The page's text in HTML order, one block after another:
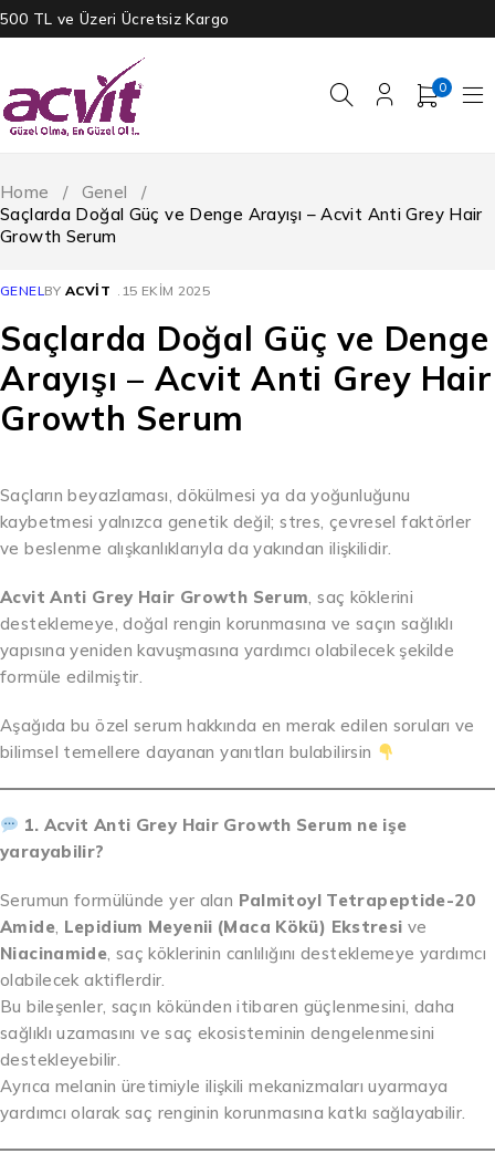
500 TL ve Üzeri Ücretsiz Kargo
0
Home / Genel
/
Saçlarda Doğal Güç ve Denge Arayışı – Acvit Anti Grey Hair
Growth Serum
GENELBY ACVIT 15 EKIM 2025
Saçlarda Doğal Güç ve Denge
Arayışı – Acvit Anti Grey Hair
Growth Serum
Saçların beyazlaması, dökülmesi ya da yoğunluğunu
kaybetmesi yalnızca genetik değil; stres, çevresel faktörler
ve beslenme alışkanlıklarıyla da yakından ilişkilidir.
Acvit Anti Grey Hair Growth Serum, saç köklerini
desteklemeye, doğal rengin korunmasına ve saçın sağlıklı
yapısına yeniden kavuşmasına yardımcı olabilecek şekilde
formüle edilmiştir.
Aşağıda bu özel serum hakkında en merak edilen soruları ve
bilimsel temellere dayanan yanıtları bulabilirsin
1. Acvit Anti Grey Hair Growth Serum ne işe
yarayabilir?
Serumun formülünde yer alan Palmitoyl Tetrapeptide-20
Amide, Lepidium Meyenii (Maca Kökü) Ekstresi ve
Niacinamide, saç köklerinin canlılığını desteklemeye yardımcı
olabilecek aktiflerdir.
Bu bileşenler, saçın kökünden itibaren güçlenmesini, daha
sağlıklı uzamasını ve saç ekosisteminin dengelenmesini
destekleyebilir.
Ayrıca melanin üretimiyle ilişkili mekanizmaları uyarmaya
yardımcı olarak saç renginin korunmasına katkı sağlayabilir.